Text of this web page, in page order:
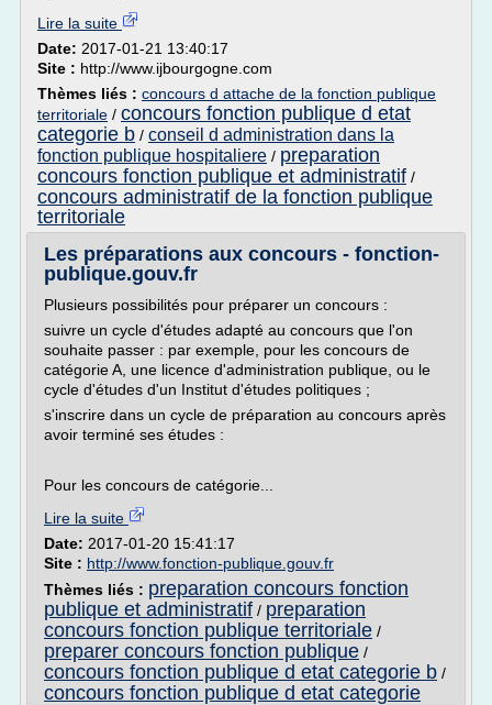
Lire la suite
Date: 2017-01-21 13:40:17
Site : http://www.ijbourgogne.com
Thèmes liés : concours d attache de la fonction publique
territoriale / concours fonction publique d etat
categorie b / conseil d administration dans la
fonction publique hospitaliere / preparation
concours fonction publique et administratif /
concours administratif de la fonction publique
territoriale
Les préparations aux concours - fonction-
publique.gouv.fr
Plusieurs possibilités pour préparer un concours :
suivre un cycle d'études adapté au concours que l'on
souhaite passer : par exemple, pour les concours de
catégorie A, une licence d'administration publique, ou le
cycle d'études d'un Institut d'études politiques ;
s'inscrire dans un cycle de préparation au concours après
avoir terminé ses études :
Pour les concours de catégorie...
Lire la suite
Date: 2017-01-20 15:41:17
Site : http://www.fonction-publique.gouv.fr
Thèmes liés : preparation concours fonction
publique et administratif / preparation
concours fonction publique territoriale /
preparer concours fonction publique /
concours fonction publique d etat categorie b /
concours fonction publique d etat categorie